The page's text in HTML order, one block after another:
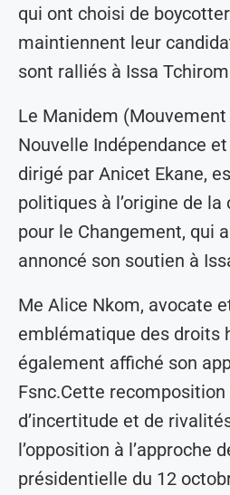
qui ont choisi de
maintiennent leur
sont ralliés à Issa
Le Manidem
Nouvelle Indépendance
dirigé par Anicet Ekane,
politiques à l’origine de la
pour le Changement, qui
annoncé son soutien à
Me Alice Nkom, avocate
emblématique des droits
également affiché son
Fsnc.Cette
d’incertitude et de
l’opposition à l’approche
présidentielle du 12